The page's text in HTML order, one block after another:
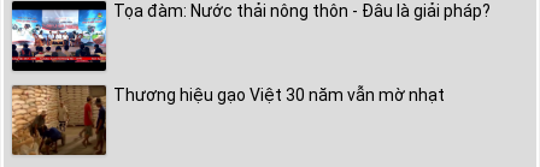
Tọa đàm: Nước thải nông thôn - Đâu là giải pháp?
Thương hiệu gạo Việt 30 năm vẫn mờ nhạt